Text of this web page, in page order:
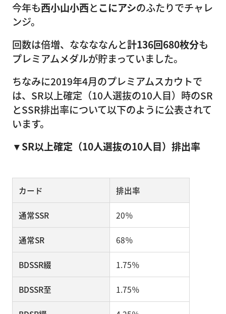
今年も西小山小西とこにアシのふたりでチャレ
ンジ。
回数は倍増、ななななんと計136回680枚分も
プレミアムメダルが貯まっていました。
ちなみに2019年4月のプレミアムスカウトで
は、SR以上確定（10人選抜の10人目）時のSR
とSSR排出率について以下のように公表されて
います。
▼SR以上確定（10人選抜の10人目）排出率
カード 排出率
通常SSR 20％
通常SR 68％
BDSSR綴 1.75％
BDSSR至 1.75％